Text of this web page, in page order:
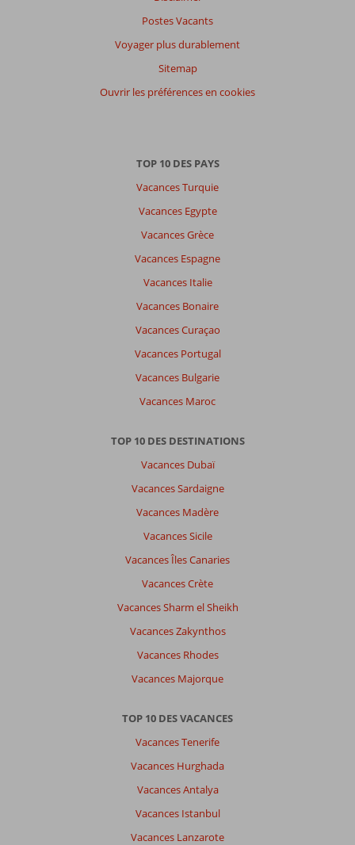
Postes Vacants
Voyager plus durablement
Sitemap
Ouvrir les préférences en cookies
TOP 10 DES PAYS
Vacances Turquie
Vacances Egypte
Vacances Grèce
Vacances Espagne
Vacances Italie
Vacances Bonaire
Vacances Curaçao
Vacances Portugal
Vacances Bulgarie
Vacances Maroc
TOP 10 DES DESTINATIONS
Vacances Dubaï
Vacances Sardaigne
Vacances Madère
Vacances Sicile
Vacances Îles Canaries
Vacances Crète
Vacances Sharm el Sheikh
Vacances Zakynthos
Vacances Rhodes
Vacances Majorque
TOP 10 DES VACANCES
Vacances Tenerife
Vacances Hurghada
Vacances Antalya
Vacances Istanbul
Vacances Lanzarote